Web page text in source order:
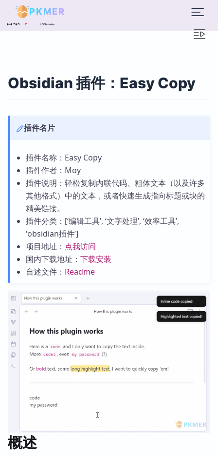
PKMER
目录 概述
Obsidian 插件：Easy Copy
插件名片
插件名称：Easy Copy
插件作者：Moy
插件说明：轻松复制内联代码、粗体文本（以及许多
其他格式）中的文本，或者快速生成指向标题或块的
精美链接。
插件分类：[‘编辑工具’, ‘文字处理’, ‘效率工具’,
‘obsidian插件’]
项目地址： 点我访问
国内下载地址： 下载安装
自述文件： Readme
概述